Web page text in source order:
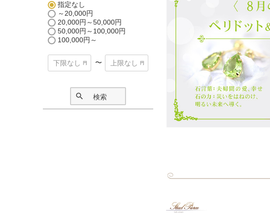
指定なし
～20,000円
20,000円～50,000円
50,000円～100,000円
100,000円～
〜
検索